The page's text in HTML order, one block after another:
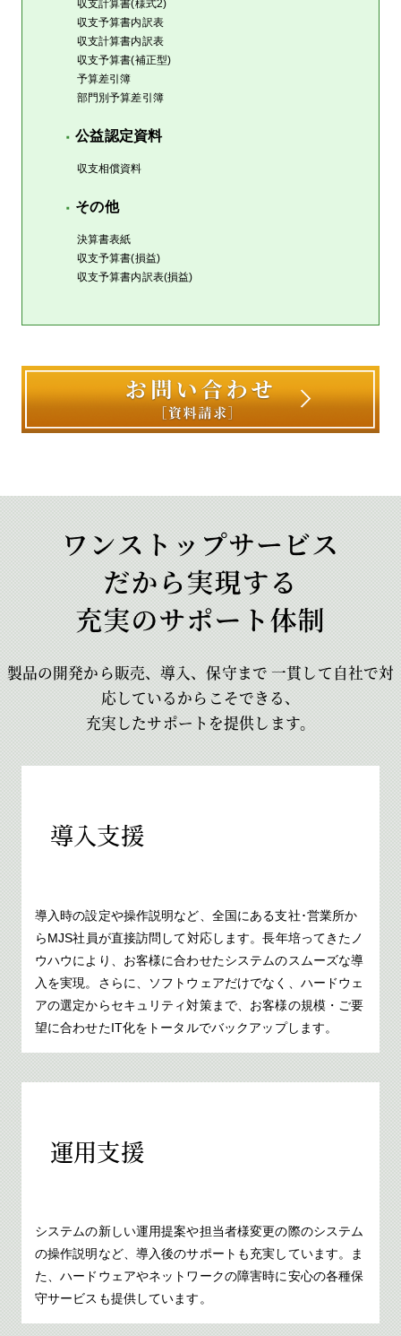
収支計算書(様式2)
収支予算書内訳表
収支計算書内訳表
収支予算書(補正型)
予算差引簿
部門別予算差引簿
公益認定資料
収支相償資料
その他
決算書表紙
収支予算書(損益)
収支予算書内訳表(損益)
製品の開発から販売、導入、保守まで 一貫して自社で対
応しているからこそできる、
充実したサポートを提供します。
導入支援
導入時の設定や操作説明など、全国にある支社･営業所か
らMJS社員が直接訪問して対応します。長年培ってきたノ
ウハウにより、お客様に合わせたシステムのスムーズな導
入を実現。さらに、ソフトウェアだけでなく、ハードウェ
アの選定からセキュリティ対策まで、お客様の規模・ご要
望に合わせたIT化をトータルでバックアップします。
運用支援
システムの新しい運用提案や担当者様変更の際のシステム
の操作説明など、導入後のサポートも充実しています。ま
た、ハードウェアやネットワークの障害時に安心の各種保
守サービスも提供しています。